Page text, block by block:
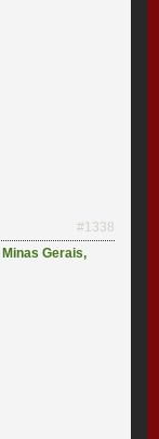
#1338
Minas Gerais,